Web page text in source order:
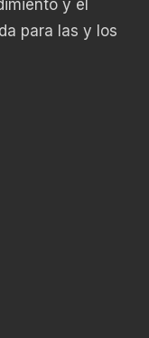
y el
para las y los